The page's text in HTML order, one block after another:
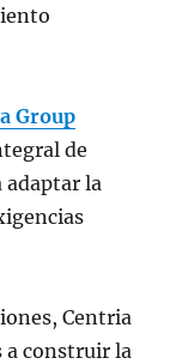
Group
de
adaptar la
Centria
a construir la